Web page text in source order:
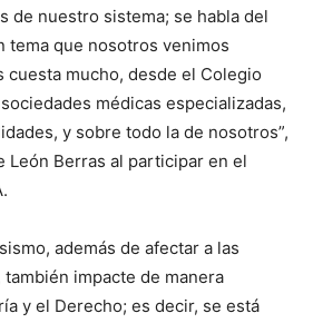
de nuestro sistema; se habla del
tema que nosotros venimos
cuesta mucho, desde el Colegio
médicas especializadas,
y sobre todo la de nosotros”,
León Berras al participar en el
además de afectar a las
impacte de manera
y el Derecho; es decir, se está